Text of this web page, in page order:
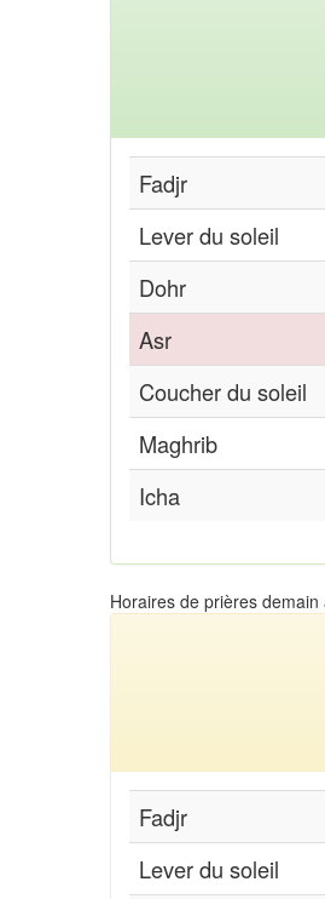
Fadjr
Lever du soleil
Dohr
Asr
Coucher du soleil
Maghrib
Icha
Horaires de prières
Fadjr
Lever du soleil